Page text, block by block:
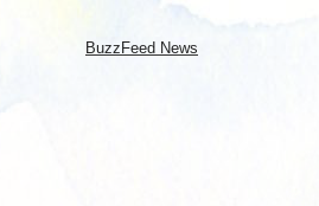
BuzzFeed News